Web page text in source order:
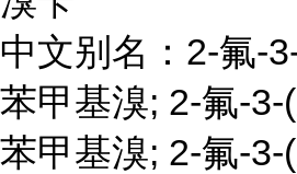
中文别名：2-氟-
苯甲基溴; 2-氟-3-
苯甲基溴; 2-氟-3-